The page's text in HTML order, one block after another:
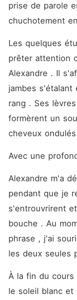
prise de parole
chuchotement
Les quelques
prêter attention
Alexandre . Il
jambes s'étalant
rang . Ses
formèrent un
cheveux
Avec une
Alexandre m'a
pendant que je
s'entrouvrirent
bouche . Au
phrase , j'ai
les deux seules
À la fin du
le soleil blanc et